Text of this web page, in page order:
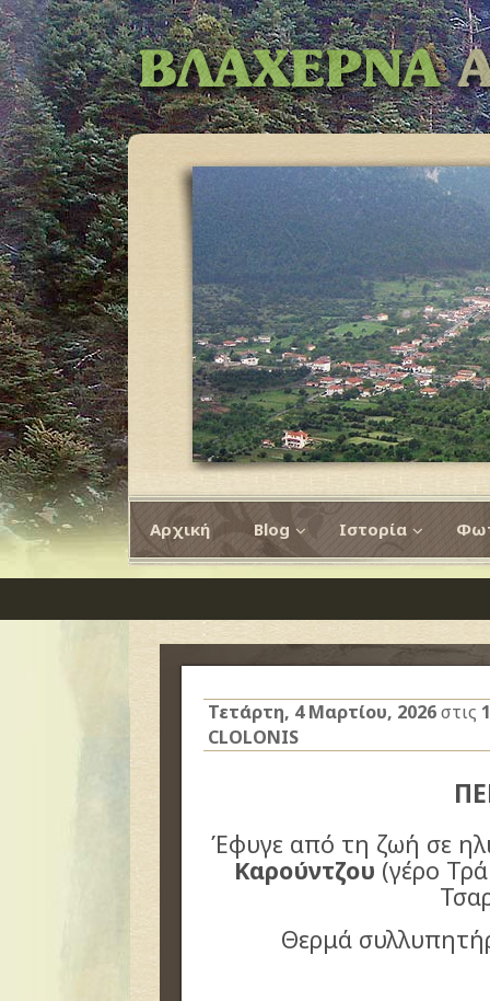
Αρχική Blog Ιστορία
Τετάρτη, 4 Μαρτίου, 2026στις
CLOLONIS
Έφυγε από τη ζωή σε
Καρούντζου (γέρο
Θερμά